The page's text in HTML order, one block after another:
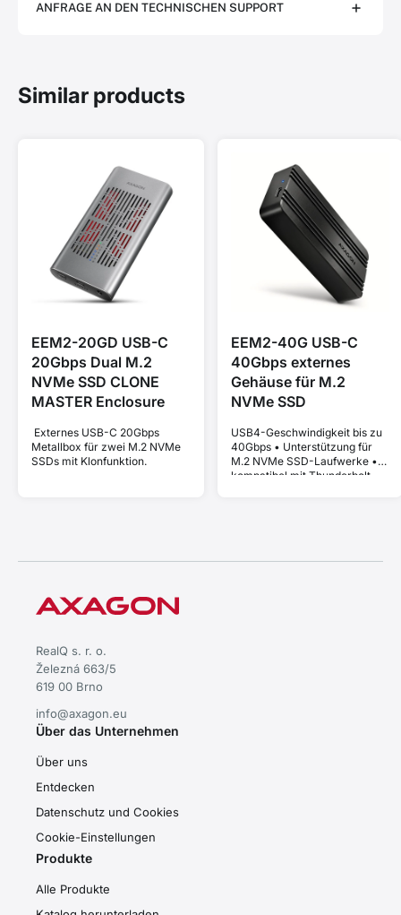
ANFRAGE AN DEN TECHNISCHEN SUPPORT
Similar products
EEM2-20GD USB-C
20Gbps Dual M.2
NVMe SSD CLONE
MASTER Enclosure
Externes USB-C 20Gbps
Metallbox für zwei M.2 NVMe
EEM2-40G USB-C
40Gbps externes
Gehäuse für M.2
NVMe SSD
USB4-Geschwindigkeit bis zu
40Gbps • Unterstützung für
M.2 NVMe SSD-Laufwerke •
kompatibel mit Thunderbolt
RealQ s. r. o.
Železná 663/5
619 00 Brno
info@axagon.eu
Über das Unternehmen
Über uns
Entdecken
Datenschutz und Cookies
Cookie-Einstellungen
Produkte
Alle Produkte